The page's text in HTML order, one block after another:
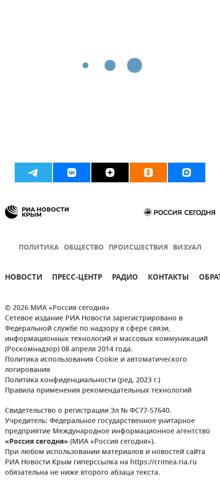
ПОЛИТИКА ОБЩЕСТВО ПРОИСШЕСТВИЯ ВИЗУАЛ
НОВОСТИ ПРЕСС-ЦЕНТР РАДИО КОНТАКТЫ
© 2026 МИА «Россия сегодня»
Сетевое издание РИА Новости зарегистрировано в
Федеральной службе по надзору в сфере связи,
информационных технологий и массовых коммуникаций
(Роскомнадзор) 08 апреля 2014 года.
Политика использования Cookie и автоматического
логирования
Политика конфиденциальности (ред. 2023 г.)
Правила применения рекомендательных технологий
Свидетельство о регистрации Эл № ФС77-57640.
Учредитель: Федеральное государственное унитарное
предприятие Международное информационное агентство
«Россия сегодня» (МИА «Россия сегодня»).
При любом использовании материалов и новостей сайта
РИА Новости Крым гиперссылка на https://crimea.ria.ru
обязательна не ниже второго абзаца текста.